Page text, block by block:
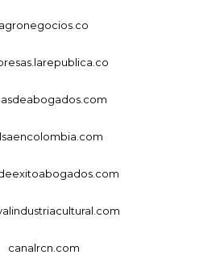
agronegocios.co
canalrcn.com